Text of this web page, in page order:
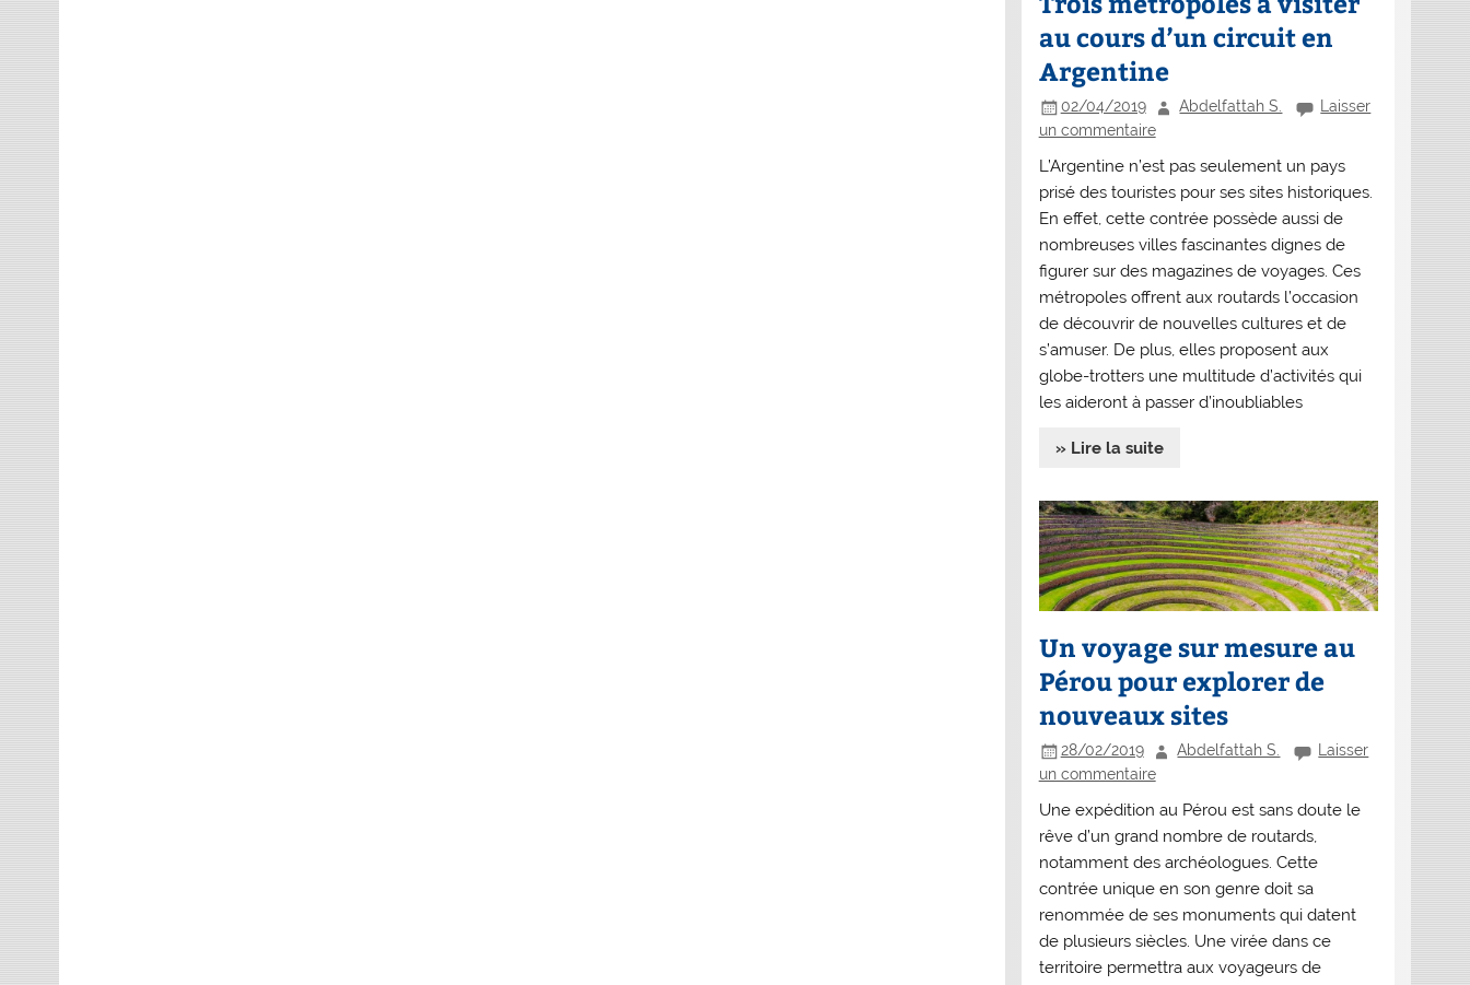
au cours d’un circuit en
Argentine
02/04/2019 Abdelfattah S.
Laisser
un commentaire
L’Argentine n’est pas seulement un pays
prisé des touristes pour ses sites historiques.
En effet, cette contrée possède aussi de
nombreuses villes fascinantes dignes de
figurer sur des magazines de voyages. Ces
métropoles offrent aux routards l’occasion
de découvrir de nouvelles cultures et de
s’amuser. De plus, elles proposent aux
globe-trotters une multitude d’activités qui
les aideront à passer d’inoubliables
» Lire la suite
Un voyage sur mesure au
Pérou pour explorer de
nouveaux sites
28/02/2019 Abdelfattah S.
Laisser
un commentaire
Une expédition au Pérou est sans doute le
rêve d’un grand nombre de routards,
notamment des archéologues. Cette
contrée unique en son genre doit sa
renommée de ses monuments qui datent
de plusieurs siècles. Une virée dans ce
territoire permettra aux voyageurs de